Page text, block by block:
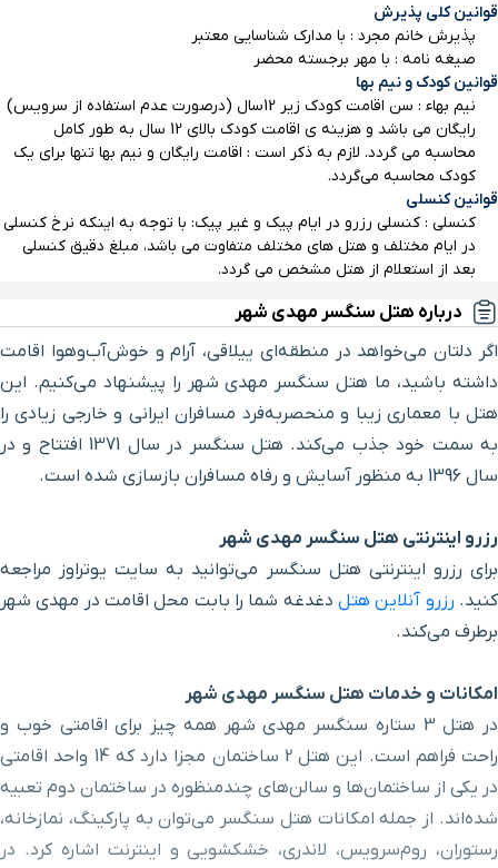
قوانین کلی پذیرش
پذیرش خانم مجرد : با مدارک شناسایی معتبر
صیغه نامه : با مهر برجسته محضر
قوانین کودک و نیم بها
نیم بهاء : سن اقامت کودک زیر 12سال (درصورت عدم استفاده از سرویس)
رایگان می باشد و هزینه ی اقامت کودک بالای 12 سال به طور کامل
محاسبه می گردد. لازم به ذکر است : اقامت رایگان و نیم بها تنها برای یک
کودک محاسبه می‌گردد.
قوانین کنسلی
کنسلی : کنسلی رزرو در ایام پیک و غیر پیک: با توجه به اینکه نرخ کنسلی
در ایام مختلف و هتل های مختلف متفاوت می باشد، مبلغ دقیق کنسلی
بعد از استعلام از هتل مشخص می گردد.
درباره هتل سنگسر مهدی شهر
اگر دلتان می‌خواهد در منطقه‌ای ییلاقی، آرام و خوش‌آب‌وهوا اقامت
داشته باشید، ما هتل سنگسر مهدی شهر را پیشنهاد می‌کنیم. این
هتل با معماری زیبا و منحصربه‌فرد مسافران ایرانی و خارجی زیادی را
به سمت خود جذب می‌کند. هتل سنگسر در سال 1371 افتتاح و در
سال 1396 به منظور آسایش و رفاه مسافران بازسازی شده است.
رزرو اینترنتی هتل سنگسر مهدی شهر
برای رزرو اینترنتی هتل سنگسر می‌توانید به سایت یوتراوز مراجعه
کنید. رزرو آنلاین هتل دغدغه شما را بابت محل اقامت در مهدی شهر
برطرف می‌کند.
امکانات و خدمات هتل سنگسر مهدی شهر
در هتل 3 ستاره سنگسر مهدی شهر همه چیز برای اقامتی خوب و
راحت فراهم است. این هتل 2 ساختمان مجزا دارد که 14 واحد اقامتی
در یکی از ساختمان‌ها و سالن‌های چندمنظوره در ساختمان دوم تعبیه
شده‌اند. از جمله امکانات هتل سنگسر می‌توان به پارکینگ، نمازخانه،
رستوران، روم‌سرویس، لاندری، خشکشویی و اینترنت اشاره کرد. در